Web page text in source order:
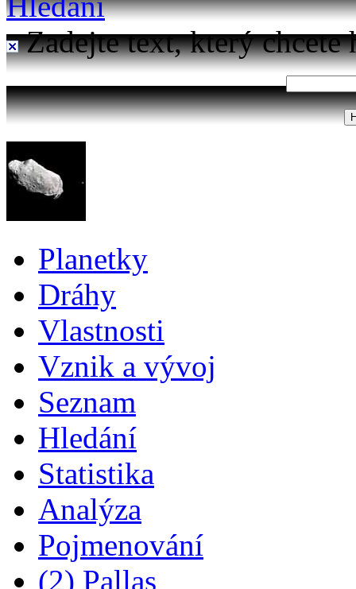
Zadejte text, který chcete
Planetky
Dráhy
Vlastnosti
Vznik a vývoj
Seznam
Hledání
Statistika
Analýza
Pojmenování
(2) Pallas